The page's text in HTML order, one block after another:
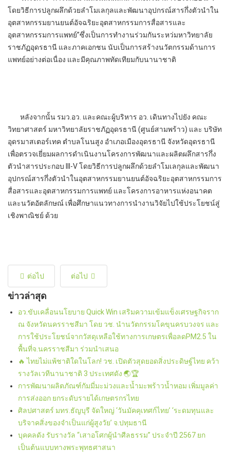
โดยวิธีการปลูกผลึกด้วยลำโมเลกุลและพัฒนาอุปกรณ์สารกึ่งตัวนำใน
อุตสาหกรรมยานยนต์อัจฉริยะอุตสาหกรรมการสื่อสารและ
อุตสาหกรรมการแพทย์”ซึ่งเป็นการทำงานร่วมกันระหว่มหาวิทยาลัย
ราชภัฏอุดรธานี และภาคเอกชน นับเป็นการสร้างนวัตกรรมด้านการ
แพทย์อย่างต่อเนื่อง และมีคุณภาพทัดเทียมกับนานาชาติ
หลังจากนั้น รมว.อว. และคณะผู้บริหาร อว. เดินทางไปยัง คณะ
วิทยาศาสตร์ มหาวิทยาลัยราชภัฏอุดรธานี (ศูนย์สามพร้าว) และ บริษัท
อุดรมาสเตอร์เทค ตำบลโนนสูง อำเภอเมืองอุดรธานี จังหวัดอุดรธานี
เพื่อตรวจเยี่ยมผลการดำเนินงานโครงการพัฒนาและผลิตผลึกสารกึ่ง
ตัวนำสารประกอบ III-V โดยวิธีการปลูกผลึกด้วยลำโมเลกุลและพัฒนา
อุปกรณ์สารกึ่งตัวนำในอุตสาหกรรมยานยนต์อัจฉริยะอุตสาหกรรมการ
สื่อสารและอุตสาหกรรมการแพทย์ และโครงการอาหารแห่งอนาคต
และนวัตอัตลักษณ์ เพื่อศึกษาแนวทางการนำงานวิจัยไปใช้ประโยชน์สู่
เชิงพาณิชย์ ด้วย
ต่อไป ต่อไป
ข่าวล่าสุด
อว.ขับเคลื่อนนโยบาย Quick Win เสริมความเข้มแข็งเศรษฐกิจราก
ณ จังหวัดนครราชสีมา โดย วช. นำนวัตกรรมโคขุนครบวงจร และ
การใช้ประโยชน์จากวัสดุเหลือใช้ทางการเกษตรเพื่อลดPM2.5 ใน
พื้นที่จ.นครราชสีมา ร่วมนำเสนอ
🔥 ไทยไม่แพ้ชาติใดในโลก! วช. เปิดตัวสุดยอดสิ่งประดิษฐ์ไทย คว้า
รางวัลเวทีนานาชาติ 3 ประเทศดัง 🌏🏆
การพัฒนาผลิตภัณฑ์กัมมี่มะม่วงและน้ำมะพร้าวน้ำหอม เพิ่มมูลค่า
การส่งออก ยกระดับรายได้เกษตรกรไทย
ศิลปศาสตร์ มทร.ธัญบุรี จัดใหญ่ ‘วันมัคคุเทศก์ไทย’ ‘ระดมทุนและ
บริจาคสิ่งของจำเป็นแก่ผู้สูงวัย’ จ.ปทุมธานี
บุคคลดัง รับรางวัล “เสาอโศกผู้นำศีลธรรม” ประจำปี 2567 ยก
เป็นต้นแบบทางพระพุทธศาสนา